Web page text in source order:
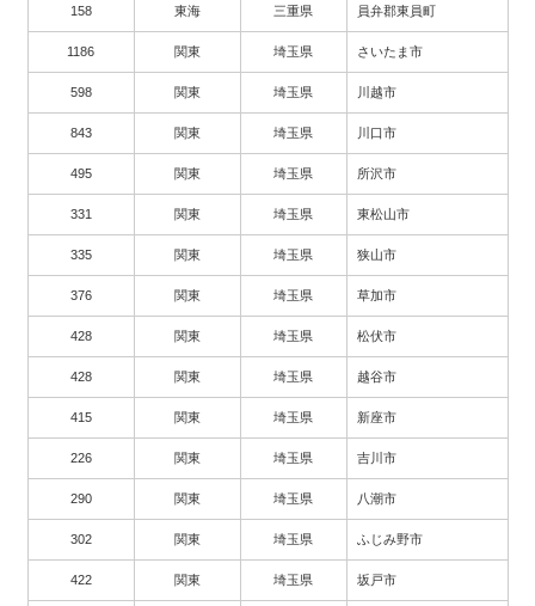
158 東海 三重県 員弁郡東員町
1186 関東 埼玉県 さいたま市
598 関東 埼玉県 川越市
843 関東 埼玉県 川口市
495 関東 埼玉県 所沢市
331 関東 埼玉県 東松山市
335 関東 埼玉県 狭山市
376 関東 埼玉県 草加市
428 関東 埼玉県 松伏市
428 関東 埼玉県 越谷市
415 関東 埼玉県 新座市
226 関東 埼玉県 吉川市
290 関東 埼玉県 八潮市
302 関東 埼玉県 ふじみ野市
422 関東 埼玉県 坂戸市